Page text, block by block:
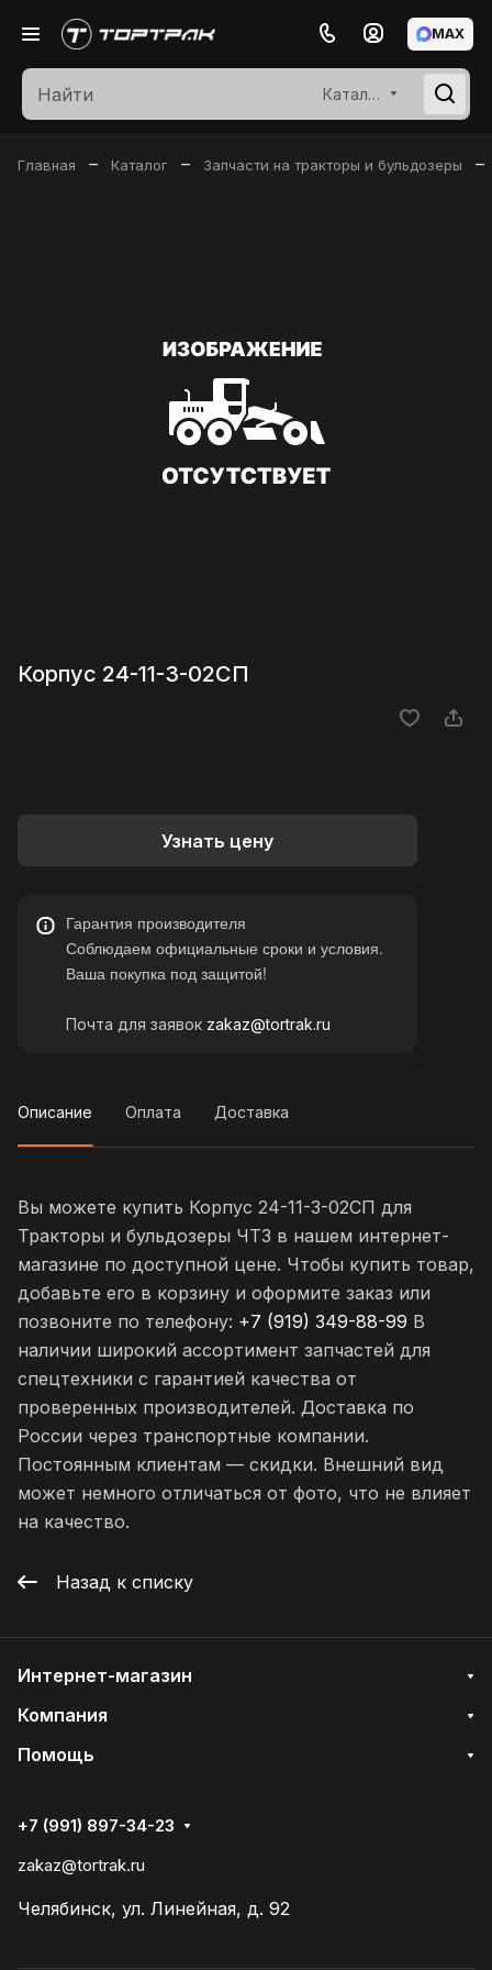
Каталог
MAX
Главная – Каталог – Запчасти на тракторы и бульдозеры –
Корпус 24-11-3-02СП
Узнать цену
Гарантия производителя
Соблюдаем официальные сроки и условия.
Ваша покупка под защитой!
Почта для заявок zakaz@tortrak.ru
Описание Оплата Доставка
Вы можете купить Корпус 24-11-3-02СП для
Тракторы и бульдозеры ЧТЗ в нашем интернет-
магазине по доступной цене. Чтобы купить товар,
добавьте его в корзину и оформите заказ или
позвоните по телефону: +7 (919) 349-88-99 В
наличии широкий ассортимент запчастей для
спецтехники с гарантией качества от
проверенных производителей. Доставка по
России через транспортные компании.
Постоянным клиентам — скидки. Внешний вид
может немного отличаться от фото, что не влияет
на качество.
Назад к списку
Интернет-магазин
Компания
Помощь
+7 (991) 897-34-23
zakaz@tortrak.ru
Челябинск, ул. Линейная, д. 92